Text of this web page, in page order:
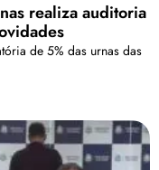
realiza auditoria
de 5% das urnas das